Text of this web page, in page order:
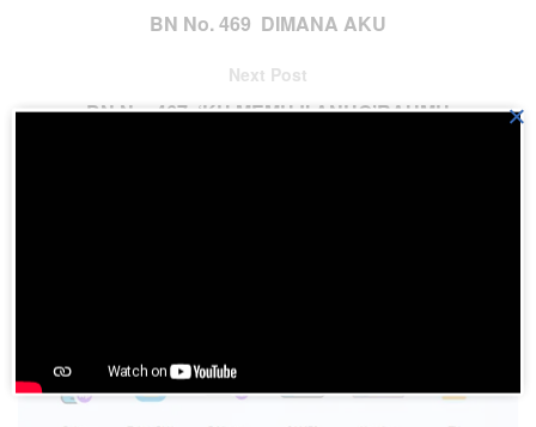
BN No. 469 DIMANA AKU
Next Post
BN No. 467 ‘KU MEMUJI ANUG’RAHMU ×